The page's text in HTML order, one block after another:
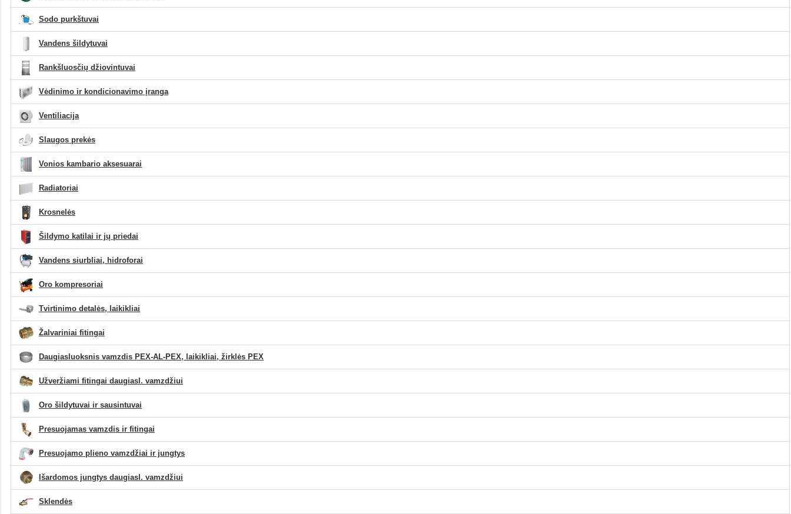
Sodo purkštuvai
Vandens šildytuvai
Rankšluosčių džiovintuvai
Vėdinimo ir kondicionavimo įranga
Ventiliacija
Slaugos prekės
Vonios kambario aksesuarai
Radiatoriai
Krosnelės
Šildymo katilai ir jų priedai
Vandens siurbliai, hidroforai
Oro kompresoriai
Tvirtinimo detalės, laikikliai
Žalvariniai fitingai
Daugiasluoksnis vamzdis PEX-AL-PEX, laikikliai, žirklės PEX
Užveržiami fitingai daugiasl. vamzdžiui
Oro šildytuvai ir sausintuvai
Presuojamas vamzdis ir fitingai
Presuojamo plieno vamzdžiai ir jungtys
Išardomos jungtys daugiasl. vamzdžiui
Sklendės